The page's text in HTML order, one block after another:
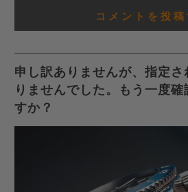
申し訳ありませんが、指定
りませんでした。もう一度確
すか？